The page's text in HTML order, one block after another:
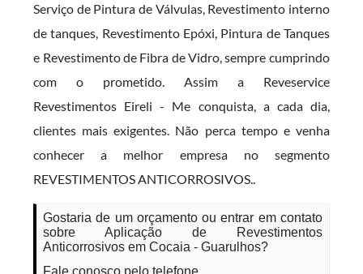
Serviço de Pintura de Válvulas, Revestimento interno
de tanques, Revestimento Epóxi, Pintura de Tanques
e Revestimento de Fibra de Vidro, sempre cumprindo
com o prometido. Assim a Reveservice
Revestimentos Eireli - Me conquista, a cada dia,
clientes mais exigentes. Não perca tempo e venha
conhecer a melhor empresa no segmento
REVESTIMENTOS ANTICORROSIVOS..
Gostaria de um orçamento ou entrar em contato
sobre Aplicação de Revestimentos
Anticorrosivos em Cocaia - Guarulhos?
Fale conosco pelo telefone